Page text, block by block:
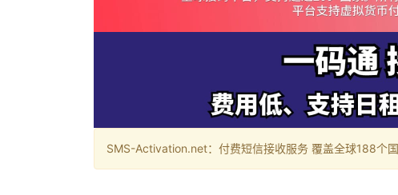
SMS-Activation.net：付费短信接收服务 覆盖全球188